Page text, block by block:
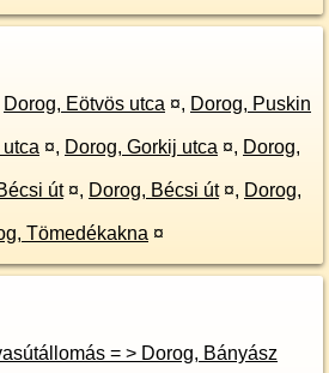
Dorog, Eötvös utca ¤, Dorog, Puskin
¤, Dorog, Gorkij utca ¤, Dorog,
út ¤, Dorog, Bécsi út ¤, Dorog,
Tömedékakna ¤
= > Dorog, Bányász